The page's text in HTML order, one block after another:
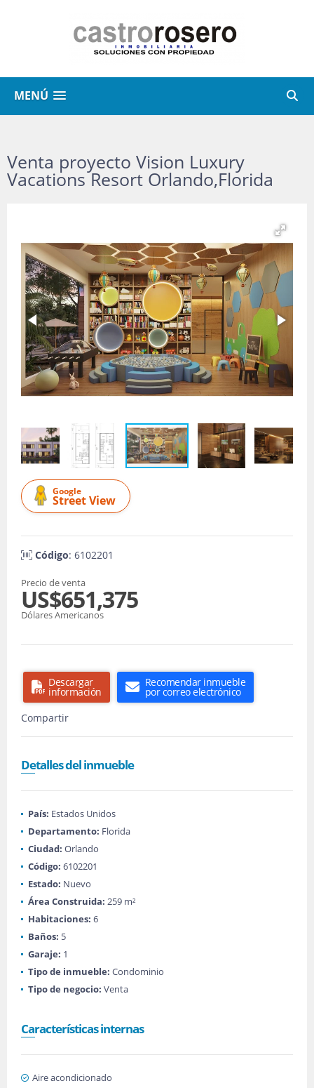
MENÚ
Venta proyecto Vision Luxury
Vacations Resort Orlando,Florida
Google
Street View
Código: 6102201
Precio de venta
US$651,375
Dólares Americanos
Descargar
información
Recomendar inmueble
por correo electrónico
Compartir
Detalles del inmueble
País: Estados Unidos
Departamento: Florida
Ciudad: Orlando
Código: 6102201
Estado: Nuevo
Área Construida: 259 m²
Habitaciones: 6
Baños: 5
Garaje: 1
Tipo de inmueble: Condominio
Tipo de negocio: Venta
Características internas
Aire acondicionado